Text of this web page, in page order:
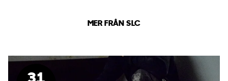
MER FRÅN SLC